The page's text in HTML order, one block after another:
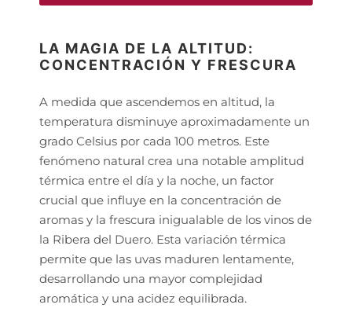
LA MAGIA DE LA ALTITUD:
CONCENTRACIÓN Y FRESCURA
A medida que ascendemos en altitud, la
temperatura disminuye aproximadamente un
grado Celsius por cada 100 metros. Este
fenómeno natural crea una notable amplitud
térmica entre el día y la noche, un factor
crucial que influye en la concentración de
aromas y la frescura inigualable de los vinos de
la Ribera del Duero. Esta variación térmica
permite que las uvas maduren lentamente,
desarrollando una mayor complejidad
aromática y una acidez equilibrada.